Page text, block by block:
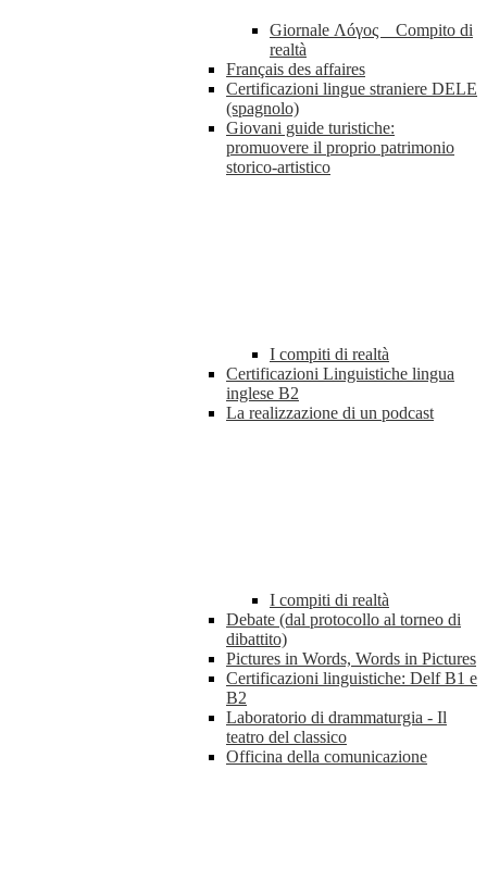
Giornale Λóγος _ Compito di
realtà
Français des affaires
Certificazioni lingue straniere DELE
(spagnolo)
Giovani guide turistiche:
promuovere il proprio patrimonio
storico-artistico
I compiti di realtà
Certificazioni Linguistiche lingua
inglese B2
La realizzazione di un podcast
I compiti di realtà
Debate (dal protocollo al torneo di
dibattito)
Pictures in Words, Words in Pictures
Certificazioni linguistiche: Delf B1 e
B2
Laboratorio di drammaturgia - Il
teatro del classico
Officina della comunicazione